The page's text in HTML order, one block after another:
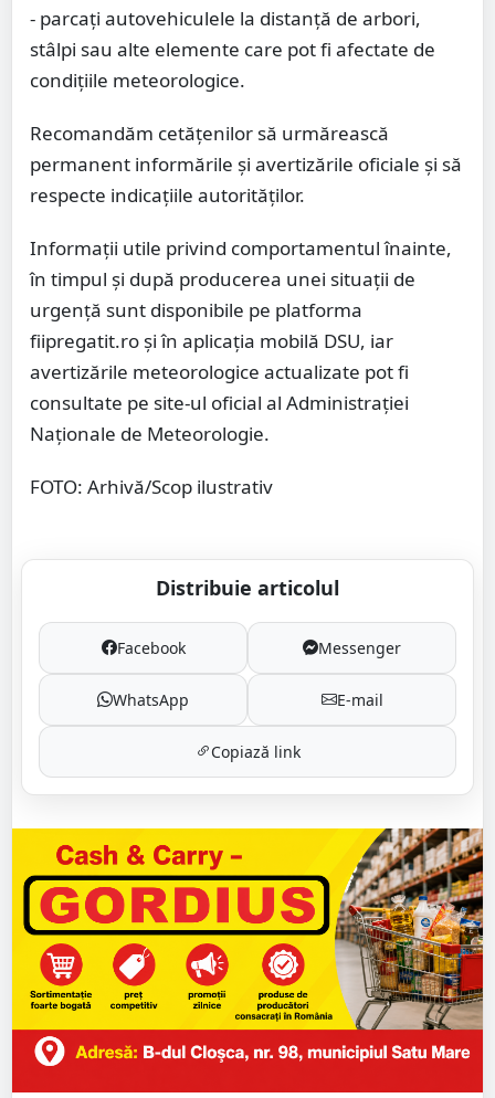
- parcați autovehiculele la distanță de arbori,
stâlpi sau alte elemente care pot fi afectate de
condițiile meteorologice.
Recomandăm cetățenilor să urmărească
permanent informările și avertizările oficiale și să
respecte indicațiile autorităților.
Informații utile privind comportamentul înainte,
în timpul și după producerea unei situații de
urgență sunt disponibile pe platforma
fiipregatit.ro și în aplicația mobilă DSU, iar
avertizările meteorologice actualizate pot fi
consultate pe site-ul oficial al Administrației
Naționale de Meteorologie.
FOTO: Arhivă/Scop ilustrativ
Distribuie articolul
Facebook Messenger
WhatsApp E-mail
Copiază link